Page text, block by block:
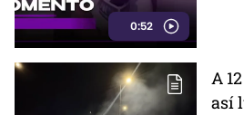
0:52
A
así